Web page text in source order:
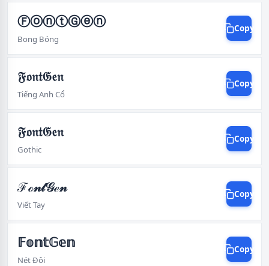
ⒻⓞⓝⓣⒼⓔⓝ
Bong Bóng
Copy
𝔉𝔬𝔫𝔱𝔊𝔢𝔫
Tiếng Anh Cổ
Copy
𝔉𝔬𝔫𝔱𝔊𝔢𝔫
Gothic
Copy
ℱℴ𝓃𝓉𝒢ℯ𝓃
Viết Tay
Copy
𝔽𝕠𝕟𝕥𝔾𝕖𝕟
Nét Đôi
Copy